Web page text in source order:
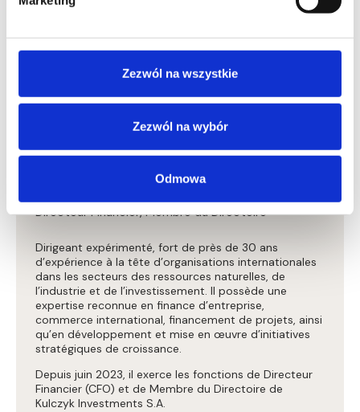
Zezwól na wszystkie
Zezwól na wybór
Odmowa
Jarosław Romanowski
Directeur Financier, Membre du Directoire
Dirigeant expérimenté, fort de près de 30 ans
d’expérience à la tête d’organisations internationales
dans les secteurs des ressources naturelles, de
l’industrie et de l’investissement. Il possède une
expertise reconnue en finance d’entreprise,
commerce international, financement de projets, ainsi
qu’en développement et mise en œuvre d’initiatives
stratégiques de croissance.
Depuis juin 2023, il exerce les fonctions de Directeur
Financier (CFO) et de Membre du Directoire de
Kulczyk Investments S.A.